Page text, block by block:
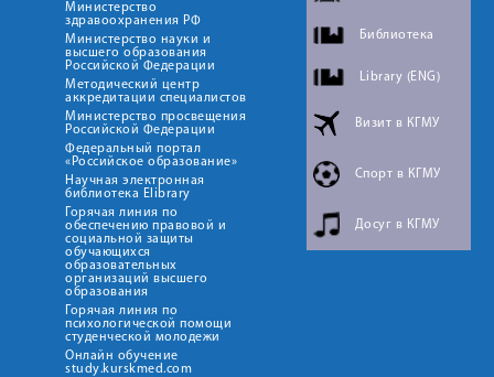
Министерство
здравоохранения РФ
Министерство науки и
высшего образования
Российской Федерации
Методический центр
аккредитации специалистов
Министерство просвещения
Российской Федерации
Федеральный портал
«Российское образование»
Научная электронная
библиотека Elibrary
Горячая линия по
обеспечению правовой и
социальной защиты
обучающихся
образовательных
организаций высшего
образования
Горячая линия по
психологической помощи
студенческой молодежи
Онлайн обучение
study.kurskmed.com
Библиотека
Library (ENG)
Визит в КГМУ
Спорт в КГМУ
Досуг в КГМУ